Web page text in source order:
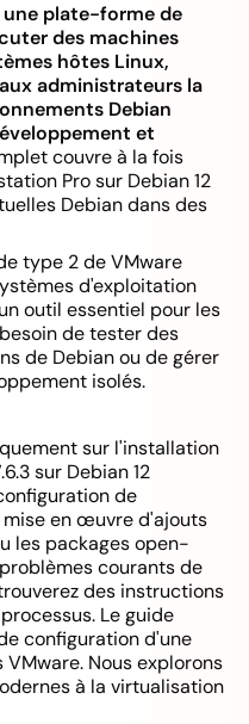
plate-forme de
des machines
hôtes Linux,
administrateurs la
Debian
et
couvre à la fois
Pro sur Debian 12
Debian dans des
type 2 de VMware
d'exploitation
outil essentiel pour les
de tester des
de Debian ou de gérer
isolés.
sur l'installation
sur Debian 12
de
mise en œuvre d'ajouts
les packages open-
courants de
des instructions
Le guide
configuration d'une
Nous explorons
à la virtualisation